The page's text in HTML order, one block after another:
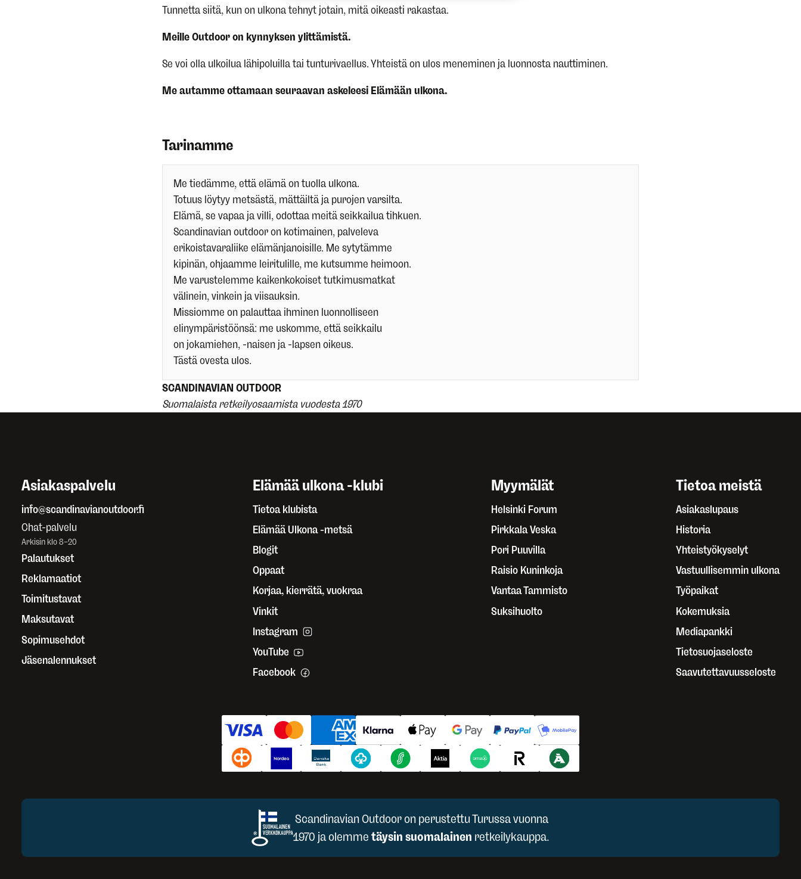
Tunnetta siitä, kun on ulkona tehnyt jotain, mitä oikeasti rakastaa.
Meille Outdoor on kynnyksen ylittämistä.
Se voi olla ulkoilua lähipoluilla tai tunturivaellus. Yhteistä on ulos meneminen ja luonnosta nauttiminen.
Me autamme ottamaan seuraavan askeleesi Elämään ulkona.
Tarinamme
Me tiedämme, että elämä on tuolla ulkona.
Totuus löytyy metsästä, mättäiltä ja purojen varsilta.
Elämä, se vapaa ja villi, odottaa meitä seikkailua tihkuen.
Scandinavian outdoor on kotimainen, palveleva
erikoistavaraliike elämänjanoisille. Me sytytämme
kipinän, ohjaamme leiritulille, me kutsumme heimoon.
Me varustelemme kaikenkokoiset tutkimusmatkat
välinein, vinkein ja viisauksin.
Missiomme on palauttaa ihminen luonnolliseen
elinympäristöönsä: me uskomme, että seikkailu
on jokamiehen, -naisen ja -lapsen oikeus.
Tästä ovesta ulos.
SCANDINAVIAN OUTDOOR
Suomalaista retkeilyosaamista vuodesta 1970
Asiakaspalvelu
info@scandinavianoutdoor.fi
Chat-palvelu
Arkisin klo 8–20
Palautukset
Reklamaatiot
Toimitustavat
Maksutavat
Sopimusehdot
Jäsenalennukset
Elämää ulkona -klubi
Tietoa klubista
Elämää Ulkona -metsä
Blogit
Oppaat
Korjaa, kierrätä, vuokraa
Vinkit
Instagram
YouTube
Facebook
Myymälät
Helsinki Forum
Pirkkala Veska
Pori Puuvilla
Raisio Kuninkoja
Vantaa Tammisto
Suksihuolto
Tietoa meistä
Asiakaslupaus
Historia
Yhteistyökyselyt
Vastuullisemmin ulkona
Työpaikat
Kokemuksia
Mediapankki
Tietosuojaseloste
Saavutettavuusseloste
Scandinavian Outdoor on perustettu Turussa vuonna
1970 ja olemme täysin suomalainen retkeilykauppa.